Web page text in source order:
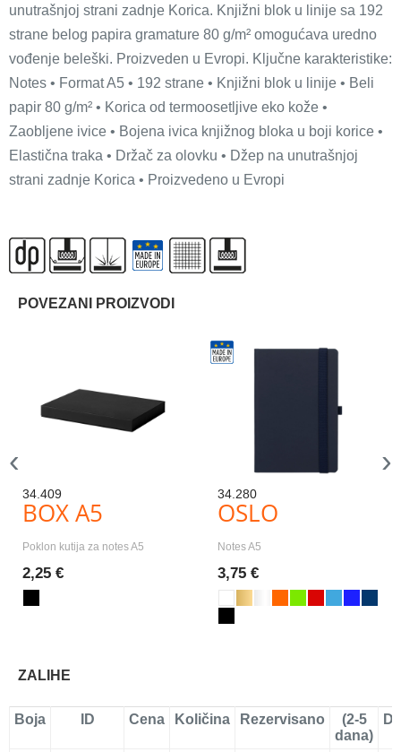
unutrašnjoj strani zadnje Korica. Knjižni blok u linije sa 192
strane belog papira gramature 80 g/m² omogućava uredno
vođenje beleški. Proizveden u Evropi. Ključne karakteristike:
Notes • Format A5 • 192 strane • Knjižni blok u linije • Beli
papir 80 g/m² • Korica od termoosetljive eko kože •
Zaobljene ivice • Bojena ivica knjižnog bloka u boji korice •
Elastična traka • Držač za olovku • Džep na unutrašnjoj
strani zadnje Korica • Proizvedeno u Evropi
POVEZANI PROIZVODI
34.409
BOX A5
Poklon kutija za notes A5
2,25 €
34.280
OSLO
Notes A5
3,75 €
‹ ›
ZALIHE
Boja ID Cena Količina Rezervisano
(2-5
dana)